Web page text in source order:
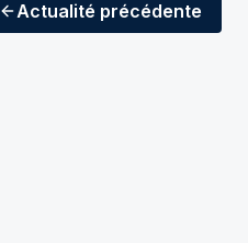
Actualité précédente